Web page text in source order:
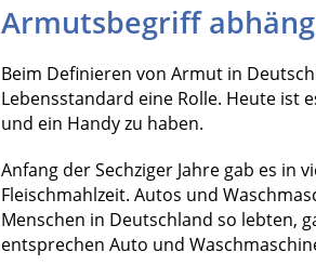
Armutsbegriff
Beim Definieren von Armut in
Lebensstandard eine Rolle. Heute ist
und ein Handy zu haben.
Anfang der Sechziger Jahre gab es in
Fleischmahlzeit. Autos und
Menschen in Deutschland so lebten,
entsprechen Auto und